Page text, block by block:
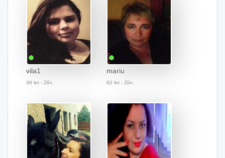
vila1
38 let - Zlín.
mariu
62 let - Zlín.